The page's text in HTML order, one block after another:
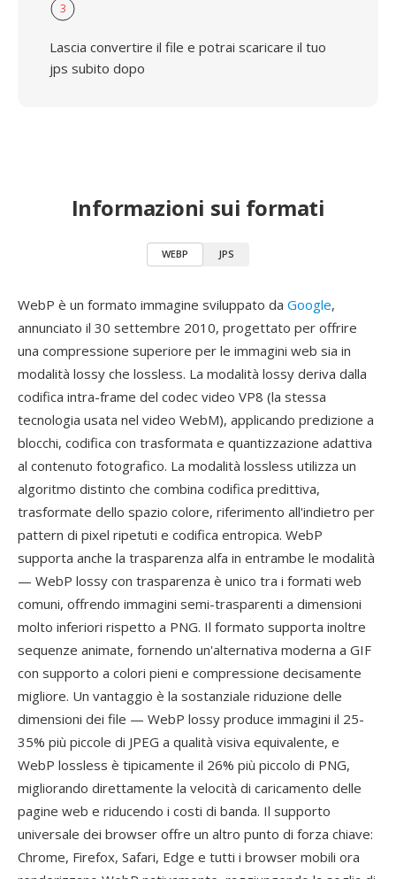
3
Lascia convertire il file e potrai scaricare il tuo
jps subito dopo
Informazioni sui formati
WEBP JPS
WebP è un formato immagine sviluppato da Google,
annunciato il 30 settembre 2010, progettato per offrire
una compressione superiore per le immagini web sia in
modalità lossy che lossless. La modalità lossy deriva dalla
codifica intra-frame del codec video VP8 (la stessa
tecnologia usata nel video WebM), applicando predizione a
blocchi, codifica con trasformata e quantizzazione adattiva
al contenuto fotografico. La modalità lossless utilizza un
algoritmo distinto che combina codifica predittiva,
trasformate dello spazio colore, riferimento all'indietro per
pattern di pixel ripetuti e codifica entropica. WebP
supporta anche la trasparenza alfa in entrambe le modalità
— WebP lossy con trasparenza è unico tra i formati web
comuni, offrendo immagini semi-trasparenti a dimensioni
molto inferiori rispetto a PNG. Il formato supporta inoltre
sequenze animate, fornendo un'alternativa moderna a GIF
con supporto a colori pieni e compressione decisamente
migliore. Un vantaggio è la sostanziale riduzione delle
dimensioni dei file — WebP lossy produce immagini il 25-
35% più piccole di JPEG a qualità visiva equivalente, e
WebP lossless è tipicamente il 26% più piccolo di PNG,
migliorando direttamente la velocità di caricamento delle
pagine web e riducendo i costi di banda. Il supporto
universale dei browser offre un altro punto di forza chiave:
Chrome, Firefox, Safari, Edge e tutti i browser mobili ora